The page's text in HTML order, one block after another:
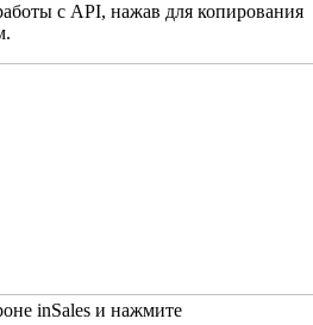
с API, нажав для копирования
inSales и нажмите